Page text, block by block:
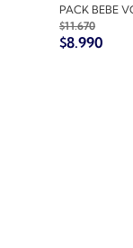
PACK BEBE
$11.670
$8.990